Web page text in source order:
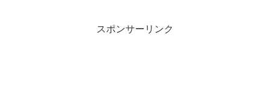
スポンサーリンク